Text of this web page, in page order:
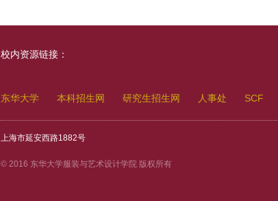
校内资源链接：
东华大学 本科招生网 研究生招生网 人事处 SCF
上海市延安西路1882号
© 2016 东华大学服装与艺术设计学院 版权所有